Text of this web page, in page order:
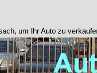
, um Ihr Auto zu